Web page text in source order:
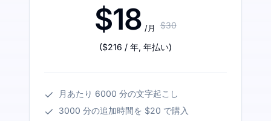
$18 /月 $30
($216 / 年, 年払い)
月あたり 6000 分の文字起こし
3000 分の追加時間を $20 で購入